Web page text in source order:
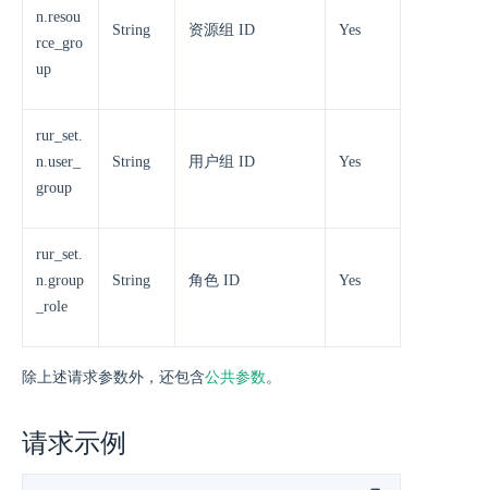
n.resou
rce_gro
up
String 资源组 ID Yes
rur_set.
n.user_
group
String 用户组 ID Yes
rur_set.
n.group
_role
String 角色 ID Yes
除上述请求参数外，还包含公共参数。
请求示例